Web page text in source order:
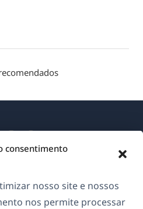
consentimento
nosso site e nossos
nos permite processar
de Privacidade